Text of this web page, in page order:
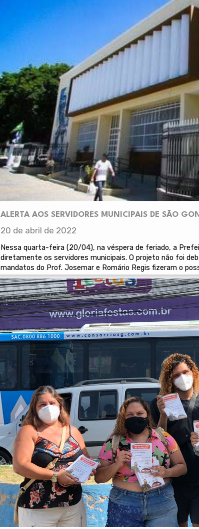
ALERTA AOS SERVIDORES MUNICIPAIS DE SÃO
20 de abril de 2022
Nessa quarta-feira (20/04), na véspera de feriado, a
diretamente os servidores municipais. O projeto não foi
mandatos do Prof. Josemar e Romário Regis fizeram o